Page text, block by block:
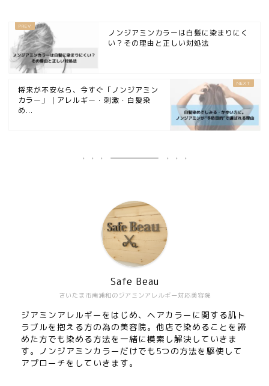
ノンジアミンカラーは白髪に染まりにく
い？その理由と正しい対処法
将来が不安なら、今すぐ「ノンジアミン
カラー」｜アレルギー・刺激・白髪染
め...
さいたま市南浦和のジアミンアレルギー対応美容院
Safe Beau
ジアミンアレルギーをはじめ、ヘアカラーに関する肌ト
ラブルを抱える方の為の美容院。他店で染めることを諦
めた方でも染める方法を一緒に模索し解決していきま
す。ノンジアミンカラーだけでも5つの方法を駆使して
アプローチをしていきます。